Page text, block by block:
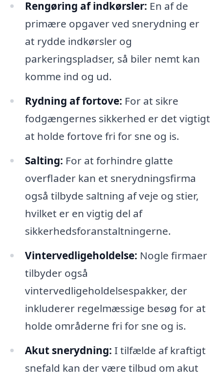
Rengøring af indkørsler: En af de
primære opgaver ved snerydning er
at rydde indkørsler og
parkeringspladser, så biler nemt kan
komme ind og ud.
Rydning af fortove: For at sikre
fodgængernes sikkerhed er det vigtigt
at holde fortove fri for sne og is.
Salting: For at forhindre glatte
overflader kan et snerydningsfirma
også tilbyde saltning af veje og stier,
hvilket er en vigtig del af
sikkerhedsforanstaltningerne.
Vintervedligeholdelse: Nogle firmaer
tilbyder også
vintervedligeholdelsespakker, der
inkluderer regelmæssige besøg for at
holde områderne fri for sne og is.
Akut snerydning: I tilfælde af kraftigt
snefald kan der være tilbud om akut